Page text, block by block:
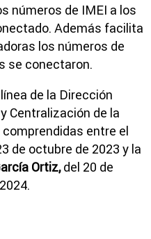
números de IMEI a los
Además facilita
los números de
se conectaron.
de la Dirección
Centralización de la
entre el
de octubre de 2023 y la
Ortiz,del 20 de